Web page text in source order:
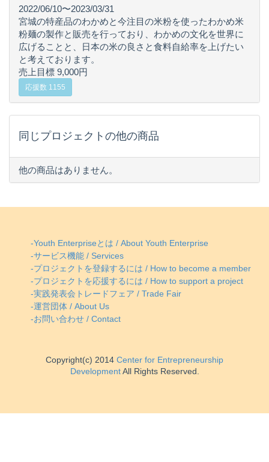
2022/06/10〜2023/03/31
宮城の特産品のわかめと今注目の米粉を使ったわかめ米
粉麺の製作と販売を行っており、わかめの文化を世界に
広げることと、日本の米の良さと食料自給率を上げたい
と考えております。
売上目標 9,000円
応援数 1155
同じプロジェクトの他の商品
他の商品はありません。
-Youth Enterpriseとは / About Youth Enterprise
-サービス機能 / Services
-プロジェクトを登録するには / How to become a member
-プロジェクトを応援するには / How to support a project
-実践発表会トレードフェア / Trade Fair
-運営団体 / About Us
-お問い合わせ / Contact
Copyright(c) 2014 Center for Entrepreneurship
DevelopmentAll Rights Reserved.